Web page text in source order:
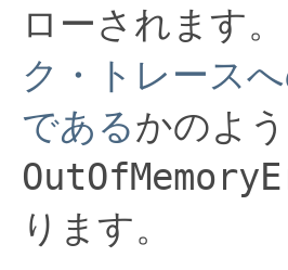
ローされます。
ク・トレース
であるかのよ
ります。